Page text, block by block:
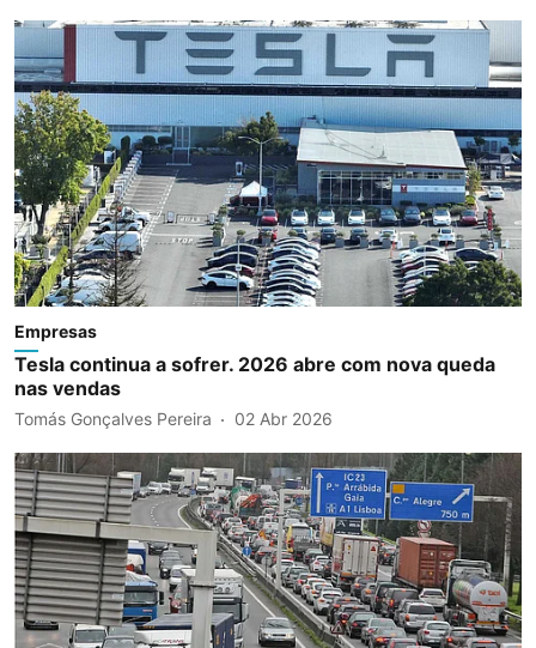
Empresas
Tesla continua a sofrer. 2026 abre com nova queda
nas vendas
Tomás Gonçalves Pereira 02 Abr 2026